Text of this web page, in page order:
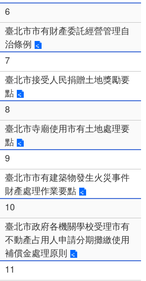
6
臺北市市有財產委託經營管理自
治條例
7
臺北市接受人民捐贈土地獎勵要
點
8
臺北市寺廟使用市有土地處理要
點
9
臺北市市有建築物發生火災事件
財產處理作業要點
10
臺北市政府各機關學校受理市有
不動產占用人申請分期攤繳使用
補償金處理原則
11